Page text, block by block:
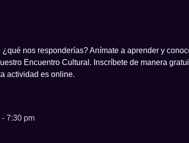
nos responderías? Anímate a aprender y
Encuentro Cultural. Inscríbete de manera
actividad es online.
7:30 pm